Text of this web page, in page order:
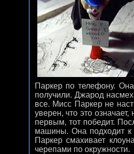
Паркер по телефону.
получили. Джарод
все. Мисс Паркер не
уверен, что это
первым, тот победит.
машины. Она подходит к
Паркер смахивает
черепами по окружности.